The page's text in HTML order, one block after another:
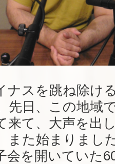
ナスを跳ね除け
先日、この地域
来て、大声を出
また始まりまし
会を開いていた